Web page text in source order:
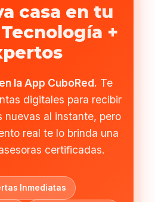
casa en tu
+
la App CuboRed. Te
digitales para recibir
nuevas al instante, pero
real te lo brinda una
certificadas.
Inmediatas